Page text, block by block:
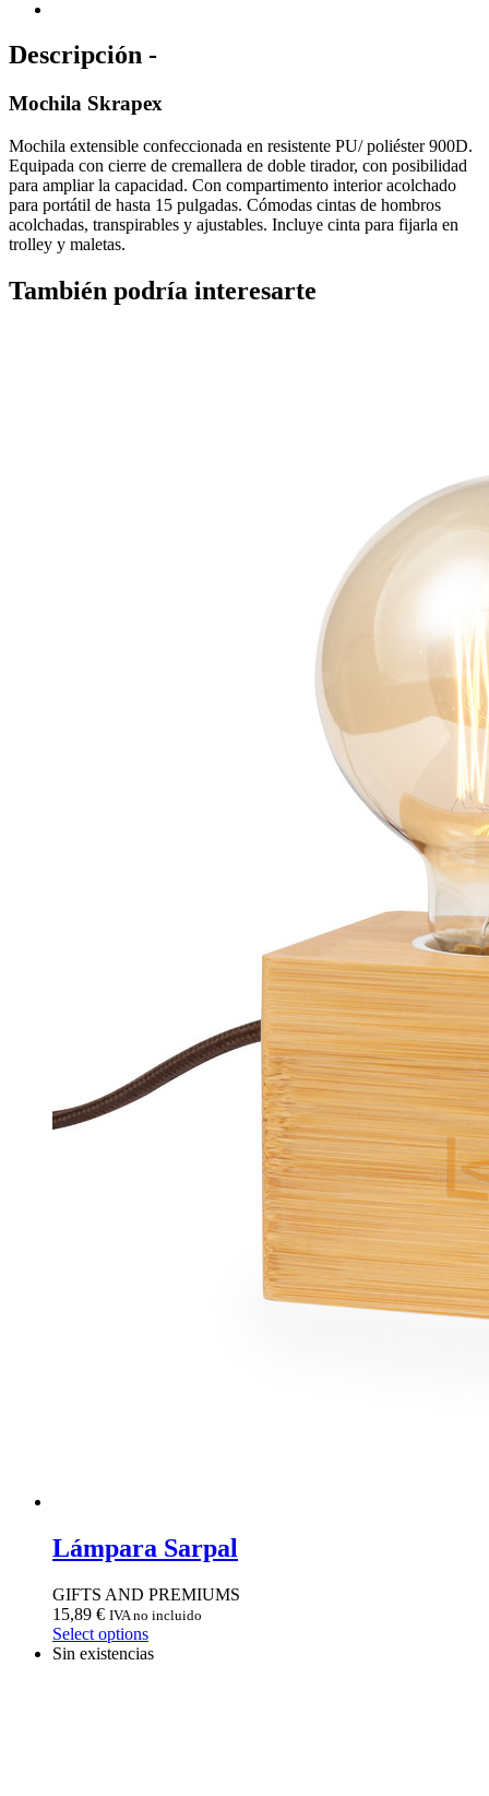
Descripción -
Mochila Skrapex
Mochila extensible confeccionada en resistente PU/ poliéster 900D.
Equipada con cierre de cremallera de doble tirador, con posibilidad
para ampliar la capacidad. Con compartimento interior acolchado
para portátil de hasta 15 pulgadas. Cómodas cintas de hombros
acolchadas, transpirables y ajustables. Incluye cinta para fijarla en
trolley y maletas.
También podría interesarte
Lámpara Sarpal
GIFTS AND PREMIUMS
15,89 € IVA no incluido
Select options
Sin existencias